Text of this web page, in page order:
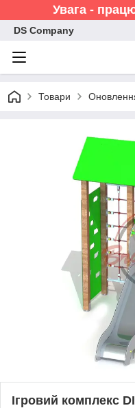
Увага -
DS Company
Товари
Ігровий комплекс